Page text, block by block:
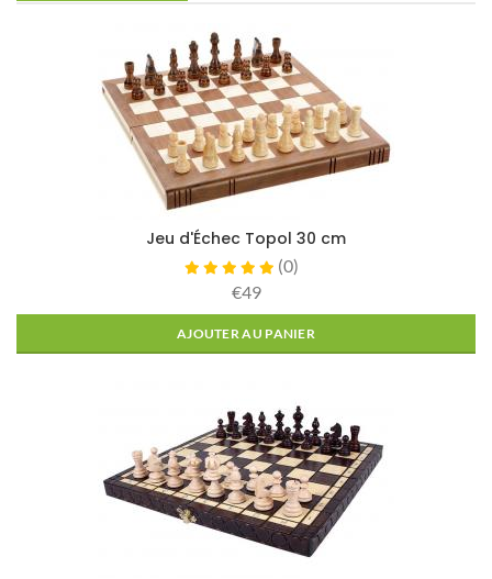
Jeu d'Échec Topol 30 cm
(0)
€49
AJOUTER AU PANIER